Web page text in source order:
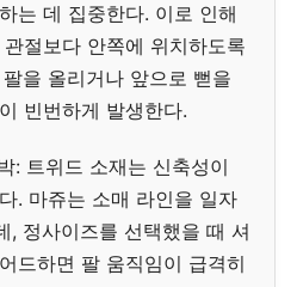
는 데 집중한다. 이로 인해
절보다 안쪽에 위치하도록
을 올리거나 앞으로 뻗을
빈번하게 발생한다.
: 트위드 소재는 신축성이
. 마쥬는 소매 라인을 일자
, 정사이즈를 선택했을 때 셔
드하면 팔 움직임이 급격히